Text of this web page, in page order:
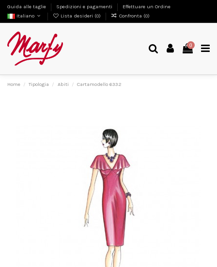
Guida alle taglie Spedizioni e pagamenti
Effettuare un Ordine
Italiano
Lista desideri (0) Confronta (0)
0
Home Tipologia Abiti Cartamodello 6332